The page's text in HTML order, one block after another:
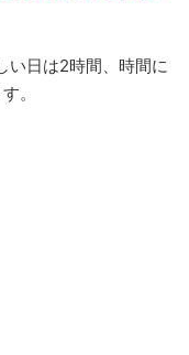
い日は2時間、時間に
。